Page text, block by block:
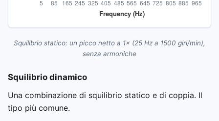
Squilibrio statico: un picco netto a 1× (25 Hz a 1500 giri/min),
senza armoniche
Squilibrio dinamico
Una combinazione di squilibrio statico e di coppia. Il
tipo più comune.